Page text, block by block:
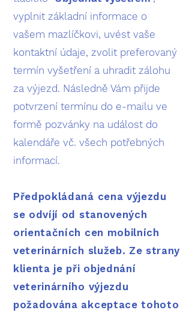
vyplnit základní informace o
vašem mazlíčkovi, uvést vaše
kontaktní údaje, zvolit preferovaný
termín vyšetření a uhradit zálohu
za výjezd. Následně Vám přijde
potvrzení termínu do e-mailu ve
formě pozvánky na událost do
kalendáře vč. všech potřebných
informací.
Předpokládaná cena výjezdu
se odvíjí od stanovených
orientačních cen mobilních
veterinárních služeb. Ze strany
klienta je při objednání
veterinárního výjezdu
požadována akceptace tohoto